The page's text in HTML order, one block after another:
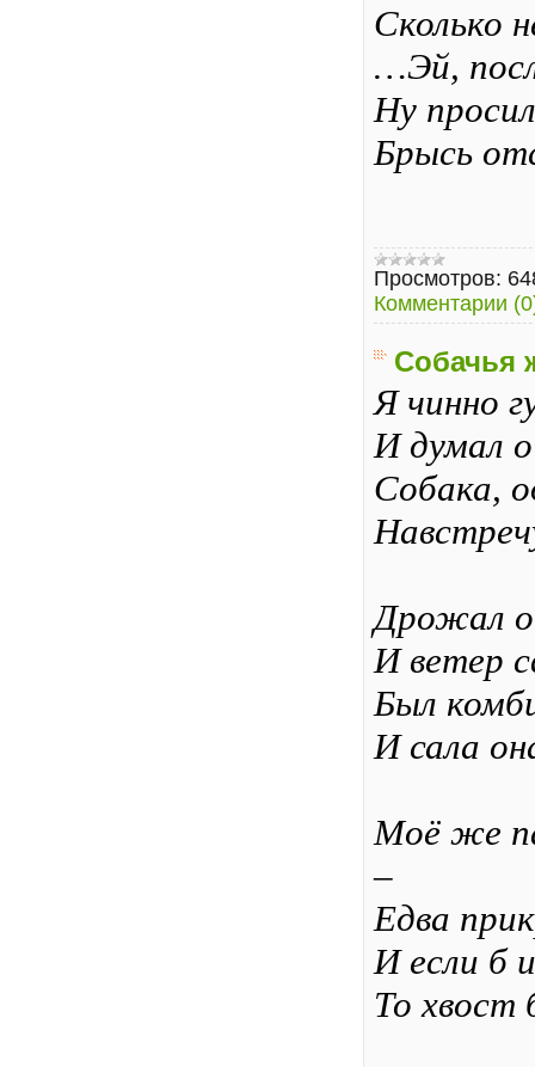
Сколько
…Эй,
Ну
Брысь
Просмотров:
Комментарии
Собачья
Я чинно
И думал
Собака,
Дрожал
И ветер
Был
И сала
Моё же
–
Едва
И если б
То хвост